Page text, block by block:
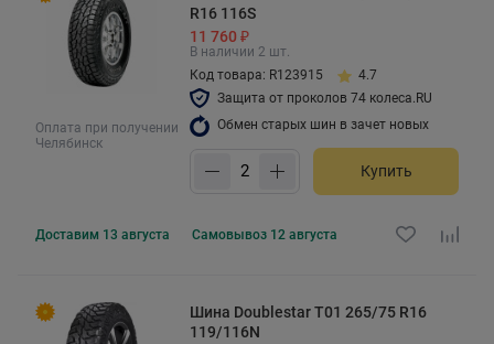
Оплата при получении
Челябинск
R16 116S
11 760 ₽
В наличии 2 шт.
Код товара: R123915
4.7
Защита от проколов 74 колеса.RU
Обмен старых шин в зачет новых
Купить
Доставим 13 августа Самовывоз 12 августа
Шина Doublestar T01 265/75 R16
119/116N